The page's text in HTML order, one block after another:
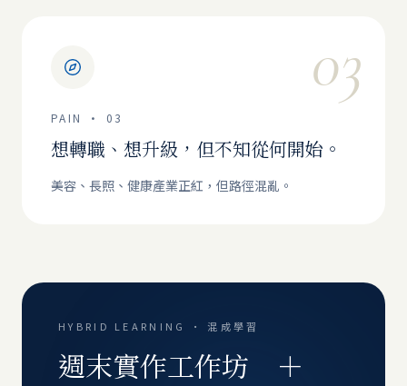
03
PAIN · 03
想轉職、想升級，但不知從何開始。
美容、長照、健康產業正紅，但路徑混亂。
HYBRID LEARNING · 混成學習
週末實作工作坊 ＋